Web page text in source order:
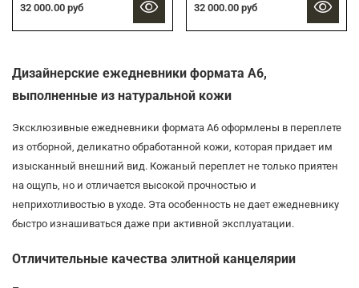
32 000.00 руб 32 000.00 руб
Дизайнерские ежедневники формата А6,
выполненные из натуральной кожи
Эксклюзивные ежедневники формата А6 оформлены в переплете
из отборной, деликатно обработанной кожи, которая придает им
изысканный внешний вид. Кожаный переплет не только приятен
на ощупь, но и отличается высокой прочностью и
неприхотливостью в уходе. Эта особенность не дает ежедневнику
быстро изнашиваться даже при активной эксплуатации.
Отличительные качества элитной канцелярии